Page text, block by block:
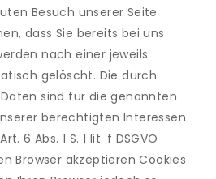
Besuch unserer Seite
dass Sie bereits bei uns
nach einer jeweils
gelöscht. Die durch
sind für die genannten
berechtigten Interessen
6 Abs. 1 S. 1 lit. f DSGVO
Browser akzeptieren Cookies